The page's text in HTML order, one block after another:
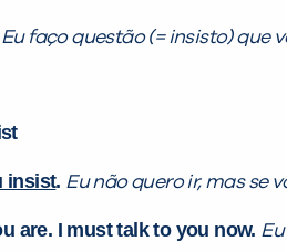
Eu faço questão (= insisto) que
insist. Eu não quero ir, mas se
are. I must talk to you now.